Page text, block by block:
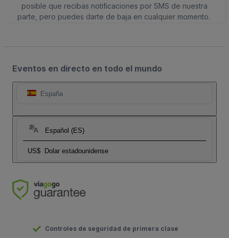
posible que recibas notificaciones por SMS de nuestra
parte, pero puedes darte de baja en cualquier momento.
Eventos en directo en todo el mundo
España
Español (ES)
US$ Dolar estadounidense
Controles de seguridad de primera clase